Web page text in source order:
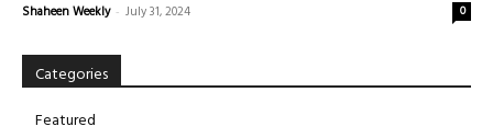
Shaheen Weekly - July 31, 2024 0
Categories
Featured